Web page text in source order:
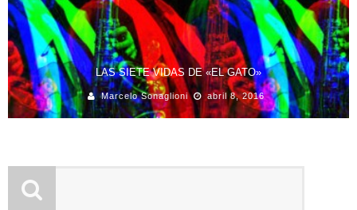
LAS SIETE VIDAS DE «EL GATO»
Marcelo Sonaglioni abril 8, 2016